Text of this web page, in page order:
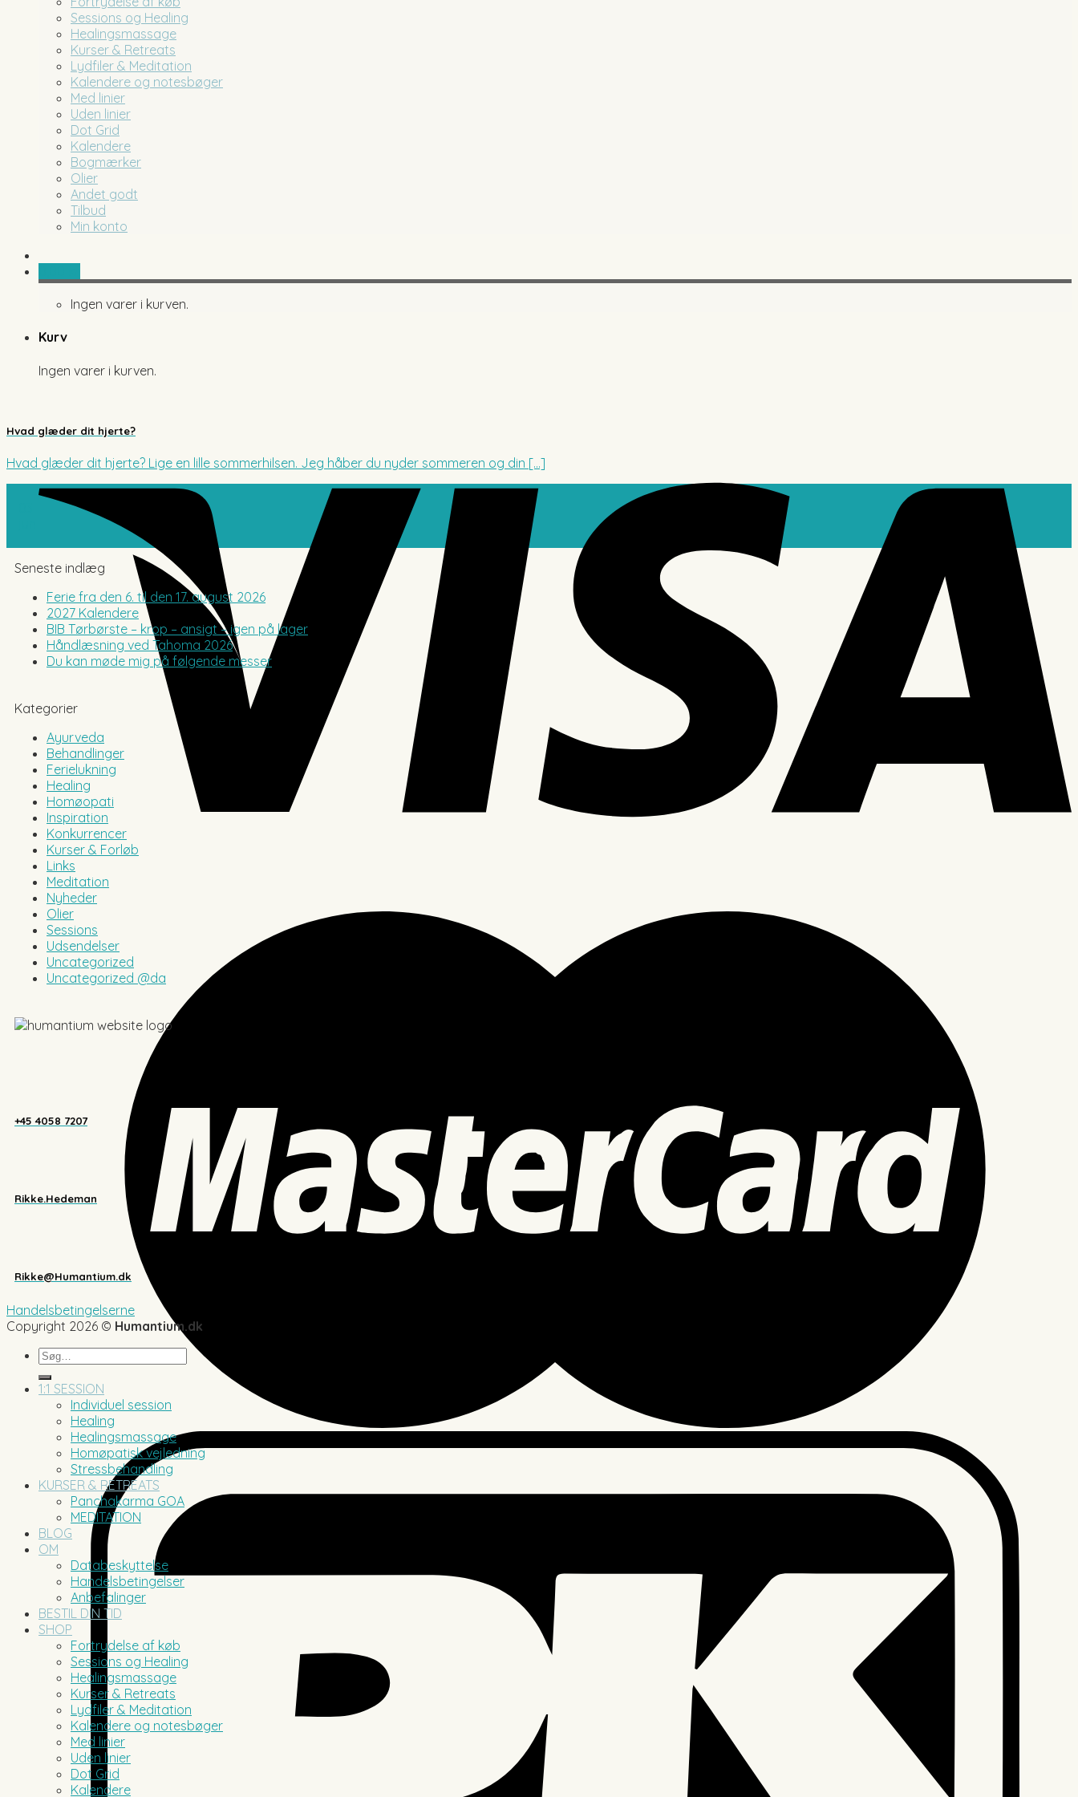
Sessions og Healing
Healingsmassage
Kurser & Retreats
Lydfiler & Meditation
Kalendere og notesbøger
Med linier
Uden linier
Dot Grid
Kalendere
Bogmærker
Olier
Andet godt
Tilbud
Min konto
Ingen varer i kurven.
Kurv
Ingen varer i kurven.
Hvad glæder dit hjerte?
Hvad glæder dit hjerte? Lige en lille sommerhilsen. Jeg håber du nyder sommeren og din [...]
Seneste indlæg
Ferie fra den 6. til den 17. august 2026
2027 Kalendere
BIB Tørbørste – krop – ansigt – igen på lager
Håndlæsning ved Tahoma 2026
Du kan møde mig på følgende messer
Kategorier
Ayurveda
Behandlinger
Ferielukning
Healing
Homøopati
Inspiration
Konkurrencer
Kurser & Forløb
Links
Meditation
Nyheder
Olier
Sessions
Udsendelser
Uncategorized
Uncategorized @da
+45 4058 7207
Rikke.Hedeman
Rikke@Humantium.dk
Handelsbetingelserne
Copyright 2026 © Humantium.dk
Søg
1:1 SESSION
Individuel session
Healing
Healingsmassage
Homøpatisk vejledning
Stressbehandling
KURSER & RETREATS
Panchakarma GOA
MEDITATION
BLOG
OM
Databeskyttelse
Handelsbetingelser
Anbefalinger
BESTIL DIN TID
SHOP
Fortrydelse af køb
Sessions og Healing
Healingsmassage
Kurser & Retreats
Lydfiler & Meditation
Kalendere og notesbøger
Med linier
Uden linier
Dot Grid
Kalendere